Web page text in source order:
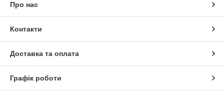
Про нас
Контакти
Доставка та оплата
Графік роботи